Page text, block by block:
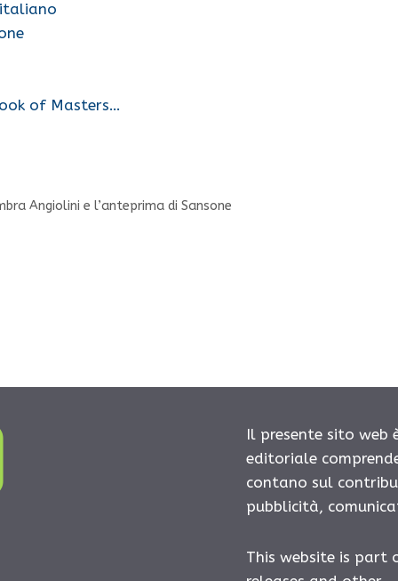
of Masters…
Angiolini e l’anteprima di Sansone
Il presente sito web
editoriale
contano sul
pubblicità,
This website is part